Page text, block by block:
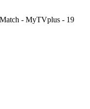
- MyTVplus - 19